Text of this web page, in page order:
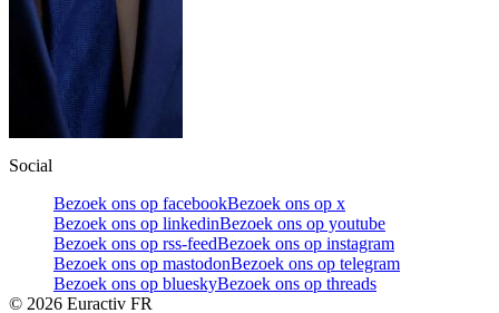
Social
Bezoek ons op facebookBezoek ons op x
Bezoek ons op linkedinBezoek ons op youtube
Bezoek ons op rss-feedBezoek ons op instagram
Bezoek ons op mastodonBezoek ons op telegram
Bezoek ons op blueskyBezoek ons op threads
© 2026 Euractiv FR